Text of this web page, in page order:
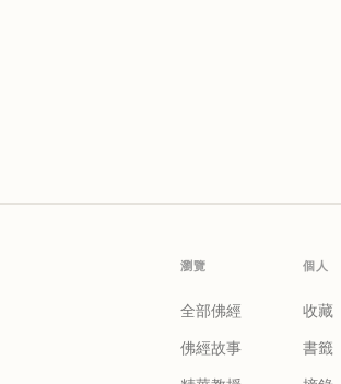
瀏覽
全部佛經
佛經故事
個人
收藏
書籤